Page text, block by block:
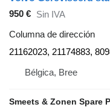
950 € Sin IVA
Columna de dirección
21162023, 21174883,
Bélgica, Bree
Smeets & Zonen Spare